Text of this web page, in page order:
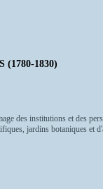
(1780-1830)
des institutions et des
jardins botaniques et